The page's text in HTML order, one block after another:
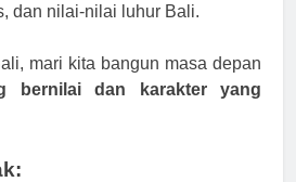
dan nilai-nilai luhur Bali.
mari kita bangun masa depan
bernilai dan karakter yang